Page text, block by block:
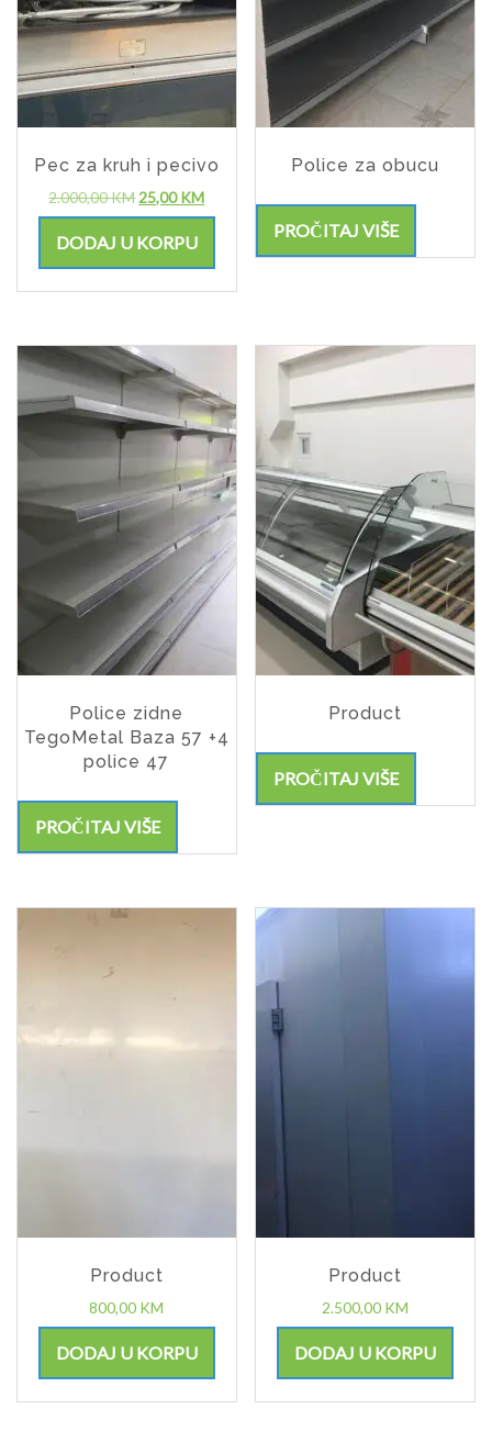
Pec za kruh i pecivo
2.000,00KM 25,00KM
DODAJ U KORPU
Police za obucu
PROČITAJ VIŠE
Police zidne
TegoMetal Baza 57 +4
police 47
PROČITAJ VIŠE
Product
PROČITAJ VIŠE
Product
800,00 KM
DODAJ U KORPU
Product
2.500,00 KM
DODAJ U KORPU